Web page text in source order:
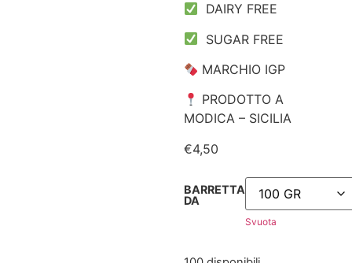
DAIRY FREE
SUGAR FREE
MARCHIO IGP
PRODOTTO A
MODICA – SICILIA
€4,50
BARRETTA
DA
Svuota